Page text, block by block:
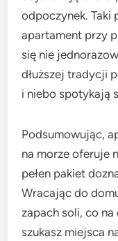
odpoczynek. Taki
apartament przy
się nie
dłuższej tradycji
i niebo spotykają
Podsumowując,
na morze oferuje
pełen pakiet
Wracając do
zapach soli, co na
szukasz miejsca